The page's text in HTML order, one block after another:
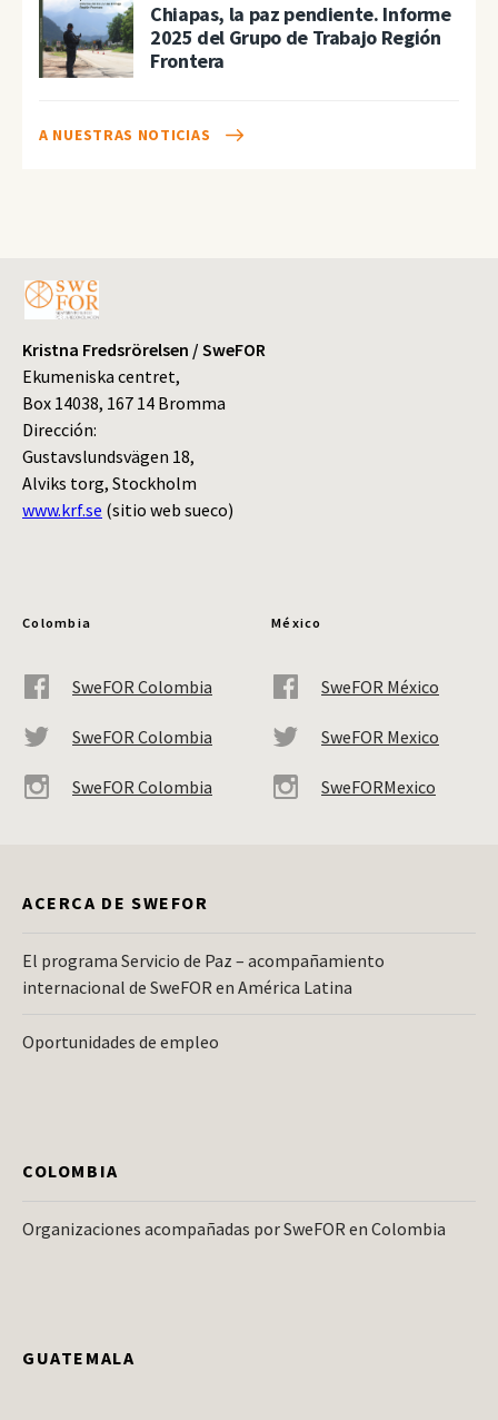
Chiapas, la paz pendiente. Informe
2025 del Grupo de Trabajo Región
Frontera
A NUESTRAS NOTICIAS
Kristna Fredsrörelsen / SweFOR
Ekumeniska centret,
Box 14038, 167 14 Bromma
Dirección:
Gustavslundsvägen 18,
Alviks torg, Stockholm
www.krf.se (sitio web sueco)
Colombia
SweFOR Colombia
SweFOR Colombia
SweFOR Colombia
México
SweFOR México
SweFOR Mexico
SweFORMexico
ACERCA DE SWEFOR
El programa Servicio de Paz – acompañamiento
internacional de SweFOR en América Latina
Oportunidades de empleo
COLOMBIA
Organizaciones acompañadas por SweFOR en Colombia
GUATEMALA